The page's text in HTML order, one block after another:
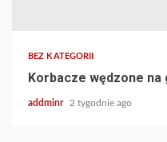
BEZ KATEGORII
Korbacze wędzone
addminr 2 tygodnie ago